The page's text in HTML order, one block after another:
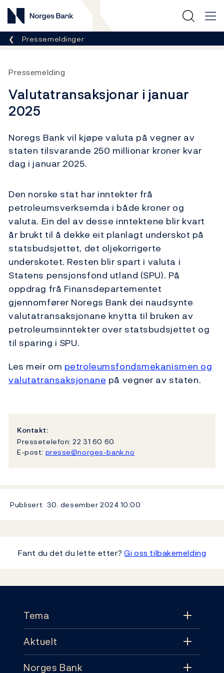
Norges Bank
Her er du nå:
Pressemeldinger
Pressemelding
Valutatransaksjonar i januar
2025
Noregs Bank vil kjøpe valuta på vegner av
staten tilsvarande 250 millionar kroner kvar
dag i januar 2025.
Den norske stat har inntekter frå
petroleumsverksemda i både kroner og
valuta. Ein del av desse inntektene blir kvart
år brukt til å dekke eit planlagt underskot på
statsbudsjettet, det oljekorrigerte
underskotet. Resten blir spart i valuta i
Statens pensjonsfond utland (SPU). På
oppdrag frå Finansdepartementet
gjennomfører Noregs Bank dei naudsynte
valutatransaksjonane knytta til bruken av
petroleumsinntekter over statsbudsjettet og
til sparing i SPU.
Les meir om petroleumsfondsmekanismen og
valutatransaksjonane på vegner av staten.
Kontakt:
Pressetelefon: 22 31 60 60
E-post: presse@norges-bank.no
Publisert 30. desember 2024 10:00
Fant du det du lette etter?Gi oss tilbakemelding
Tema
Tema
Aktuelt
Norges Bank